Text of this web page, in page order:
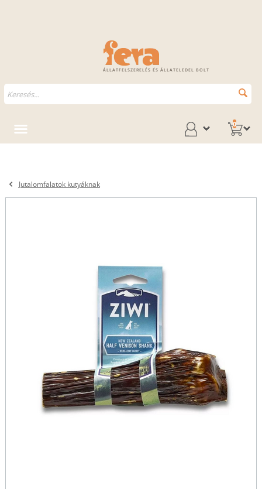
ÁLLATFELSZERELÉS ÉS ÁLLATELEDEL BOLT
0
Jutalomfalatok kutyáknak